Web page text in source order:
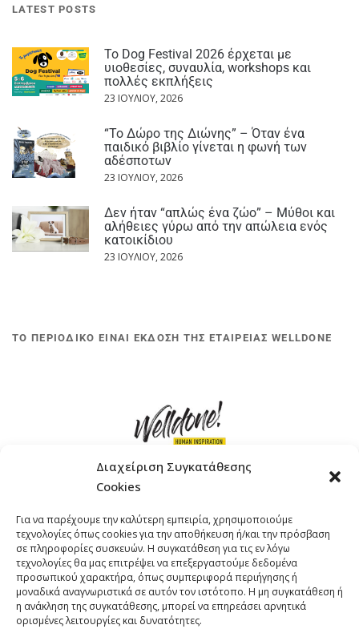
Διαχείριση Συγκατάθεσης
Cookies
Για να παρέχουμε την καλύτερη εμπειρία, χρησιμοποιούμε
τεχνολογίες όπως cookies για την αποθήκευση ή/και την πρόσβαση
σε πληροφορίες συσκευών. Η συγκατάθεση για τις εν λόγω
τεχνολογίες θα μας επιτρέψει να επεξεργαστούμε δεδομένα
προσωπικού χαρακτήρα, όπως συμπεριφορά περιήγησης ή
μοναδικά αναγνωριστικά σε αυτόν τον ιστότοπο. Η μη συγκατάθεση ή
η ανάκληση της συγκατάθεσης, μπορεί να επηρεάσει αρνητικά
ορισμένες λειτουργίες και δυνατότητες.
LATEST POSTS
Το Dog Festival 2026 έρχεται με
υιοθεσίες, συναυλία, workshops και
πολλές εκπλήξεις
23 ΙΟΥΛΊΟΥ, 2026
“Το Δώρο της Διώνης” – Όταν ένα
παιδικό βιβλίο γίνεται η φωνή των
αδέσποτων
23 ΙΟΥΛΊΟΥ, 2026
Δεν ήταν “απλώς ένα ζώο” – Μύθοι και
αλήθειες γύρω από την απώλεια ενός
κατοικίδιου
23 ΙΟΥΛΊΟΥ, 2026
ΤΟ ΠΕΡΙΟΔΙΚΟ ΕΙΝΑΙ ΕΚΔΟΣΗ ΤΗΣ ΕΤΑΙΡΕΙΑΣ WELLDONE
ΤΗΛΕΦΩΝΟ: +30 211 4021758
EMAIL:info@welldone.com.gr